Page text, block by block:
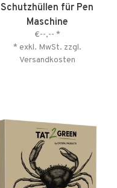
Schutzhüllen für Pen
Maschine
€--,-- *
* exkl. MwSt. zzgl.
Versandkosten